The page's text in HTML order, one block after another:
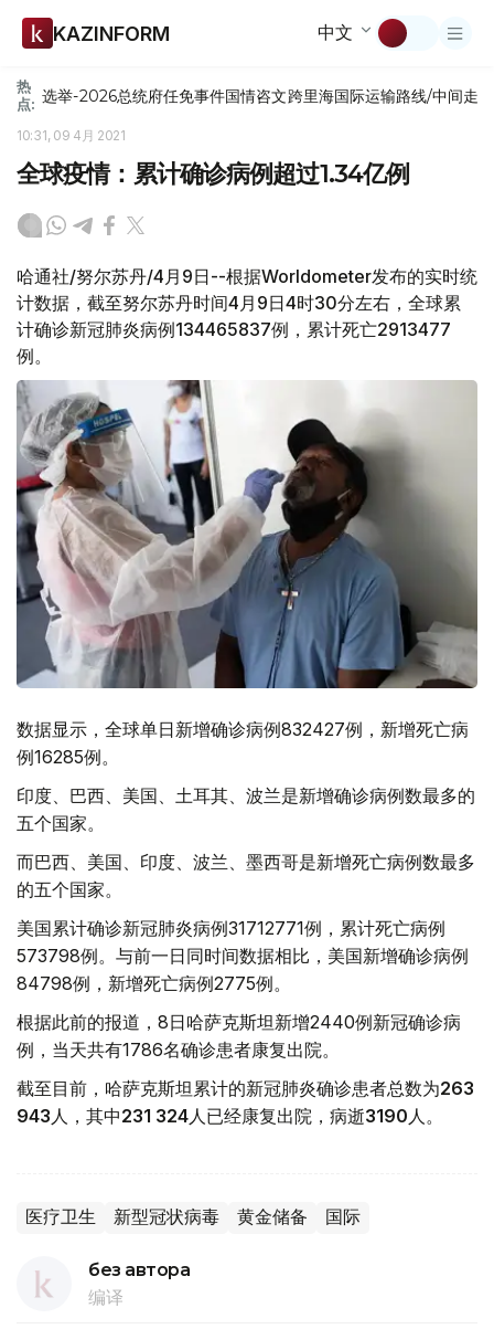
KAZINFORM 中文
热
点: 选举-2026总统府任免事件国情咨文跨里海国际运输路线/中间走廊
10:31, 09 4月 2021
全球疫情：累计确诊病例超过1.34亿例
哈通社/努尔苏丹/4月9日--根据Worldometer发布的实时统
计数据，截至努尔苏丹时间4月9日4时30分左右，全球累
计确诊新冠肺炎病例134465837例，累计死亡2913477
例。
数据显示，全球单日新增确诊病例832427例，新增死亡病
例16285例。
印度、巴西、美国、土耳其、波兰是新增确诊病例数最多的
五个国家。
而巴西、美国、印度、波兰、墨西哥是新增死亡病例数最多
的五个国家。
美国累计确诊新冠肺炎病例31712771例，累计死亡病例
573798例。与前一日同时间数据相比，美国新增确诊病例
84798例，新增死亡病例2775例。
根据此前的报道，8日哈萨克斯坦新增2440例新冠确诊病
例，当天共有1786名确诊患者康复出院。
截至目前，哈萨克斯坦累计的新冠肺炎确诊患者总数为263
943人，其中231 324人已经康复出院，病逝3190人。
医疗卫生 新型冠状病毒 黄金储备 国际
без автора
编译